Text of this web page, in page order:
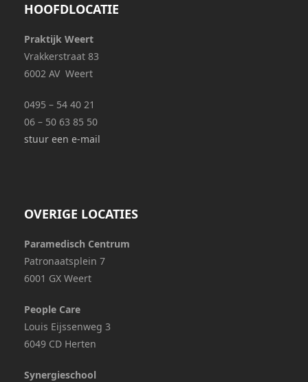
HOOFDLOCATIE
Praktijk Weert
Vrakkerstraat 83
6002 AV Weert
0495 – 54 40 21
06 – 50 63 85 50
stuur een e-mail
OVERIGE LOCATIES
Paramedisch Centrum
Patronaatsplein 7
6001 GX Weert
People Care
Louis Eijssenweg 3
6049 CD Herten
Synergieschool